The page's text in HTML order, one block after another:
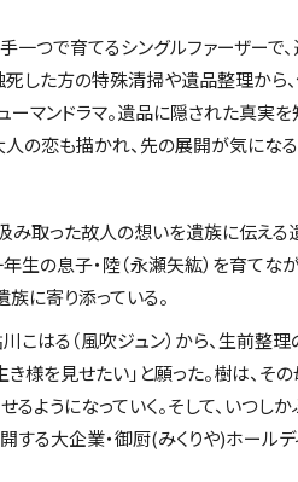
一つで育てるシングルファーザーで
死した方の特殊清掃や遺品整理か
ーマンドラマ。遺品に隠された真実
の恋も描かれ、先の展開が気にな
取った故人の想いを遺族に伝える
生の息子・陸（永瀬矢紘）を育て
に寄り添っている。
こはる（風吹ジュン）から、生前整
様を見せたい」と願った。樹は、
るようになっていく。そして、いつ
する大企業・御厨(みくりや)ホール